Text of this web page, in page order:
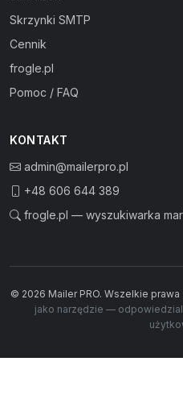
Skrzynki SMTP
Cennik
frogle.pl
Pomoc / FAQ
KONTAKT
admin@mailerpro.pl
+48 606 644 389
frogle.pl — wyszukiwarka
© 2026 Mailer PRO. Wszelkie
jako narzędzie —